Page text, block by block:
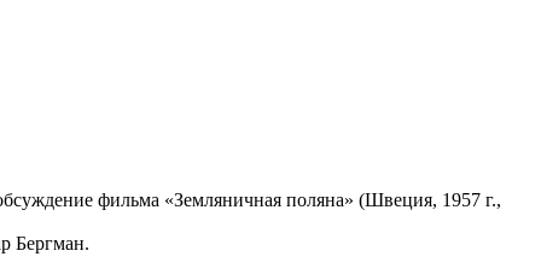
фильма «Земляничная поляна» (Швеция, 1957 г.,
Бергман.